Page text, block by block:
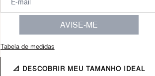
AVISE-ME
Tabela de medidas
📐 DESCOBRIR MEU TAMANHO IDEAL